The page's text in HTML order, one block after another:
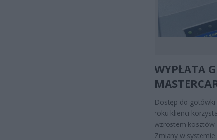
WYPŁATA
Dostęp do gotówki
roku klienci
wzrostem kosztów
Zmiany w